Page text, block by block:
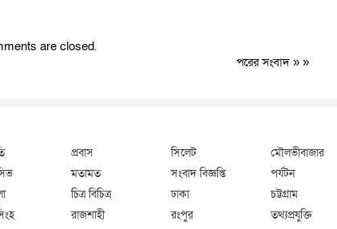
are closed.
পরের সংবাদ » »
প্রবাস সিলেট
মৌলভীবাজার
মতামত সংবাদ বিজ্ঞপ্তি
পর্যটন
চিত্র বিচিত্র ঢাকা
চট্টগ্রাম
রাজশাহী রংপুর তথ্যপ্রযুক্তি